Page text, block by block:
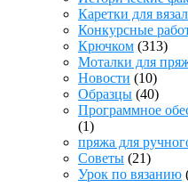
Каретки для
Конкурсные
Крючком (313)
Моталки для
Новости (10)
Образцы (40)
Программное
(1)
пряжа для
Советы (21)
Урок по вязанию